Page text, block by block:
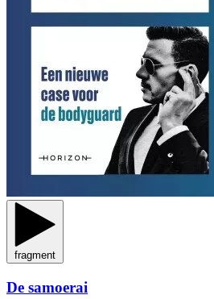
fragment
De samoerai